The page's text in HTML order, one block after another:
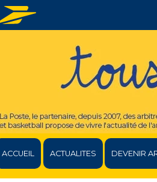
ACCUEIL ACTUALITES DEVENIR